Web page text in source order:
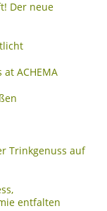
Der neue
ACHEMA
Trinkgenuss auf
entfalten